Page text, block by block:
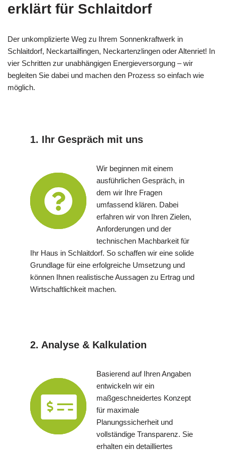
erklärt für Schlaitdorf
Der unkomplizierte Weg zu Ihrem Sonnenkraftwerk in
Schlaitdorf, Neckartailfingen, Neckartenzlingen oder Altenriet! In
vier Schritten zur unabhängigen Energieversorgung – wir
begleiten Sie dabei und machen den Prozess so einfach wie
möglich.
1. Ihr Gespräch mit uns
Wir beginnen mit einem
ausführlichen Gespräch, in
dem wir Ihre Fragen
umfassend klären. Dabei
erfahren wir von Ihren Zielen,
Anforderungen und der
technischen Machbarkeit für
Ihr Haus in Schlaitdorf. So schaffen wir eine solide
Grundlage für eine erfolgreiche Umsetzung und
können Ihnen realistische Aussagen zu Ertrag und
Wirtschaftlichkeit machen.
2. Analyse & Kalkulation
Basierend auf Ihren Angaben
entwickeln wir ein
maßgeschneidertes Konzept
für maximale
Planungssicherheit und
vollständige Transparenz. Sie
erhalten ein detailliertes